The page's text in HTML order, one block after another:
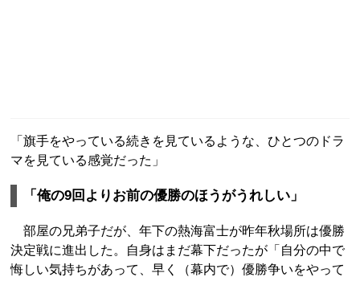
「旗手をやっている続きを見ているような、ひとつのドラ
マを見ている感覚だった」
「俺の9回よりお前の優勝のほうがうれしい」
部屋の兄弟子だが、年下の熱海富士が昨年秋場所は優勝
決定戦に進出した。自身はまだ幕下だったが「自分の中で
悔しい気持ちがあって、早く（幕内で）優勝争いをやって